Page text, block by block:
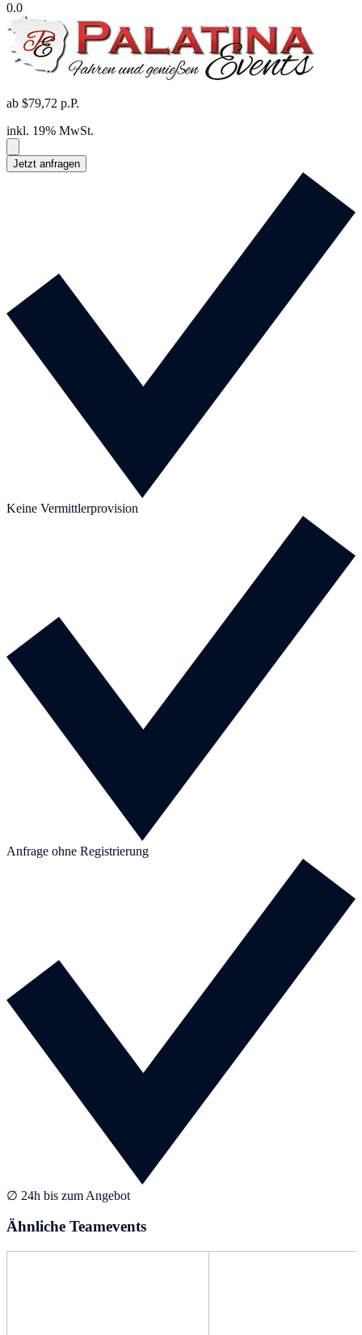
0.0
ab $79,72 p.P.
inkl. 19% MwSt.
Jetzt anfragen
Keine Vermittlerprovision
Anfrage ohne Registrierung
∅ 24h bis zum Angebot
Ähnliche Teamevents